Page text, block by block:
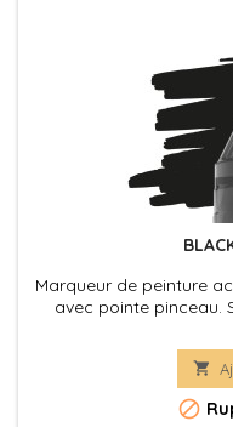
Marqueur de peinture
avec pointe pinceau.

